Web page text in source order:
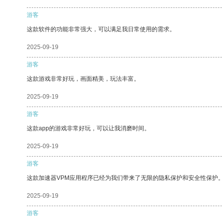
游客
这款软件的功能非常强大，可以满足我日常使用的需求。
2025-09-19
游客
这款游戏非常好玩，画面精美，玩法丰富。
2025-09-19
游客
这款app的游戏非常好玩，可以让我消磨时间。
2025-09-19
游客
这款加速器VPM应用程序已经为我们带来了无限的隐私保护和安全性保护
2025-09-19
游客